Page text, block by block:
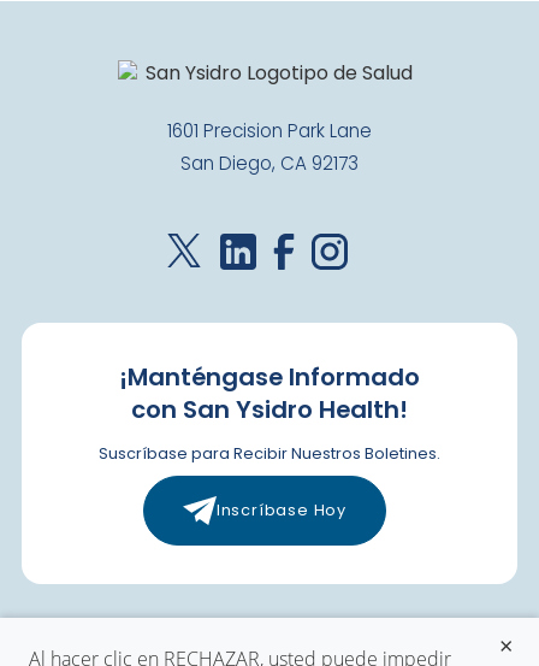
×
Al hacer clic en RECHAZAR, usted puede impedir
1601 Precision Park Lane
San Diego, CA 92173
¡Manténgase Informado
con San Ysidro Health!
Suscríbase para Recibir Nuestros Boletines.
Inscríbase Hoy